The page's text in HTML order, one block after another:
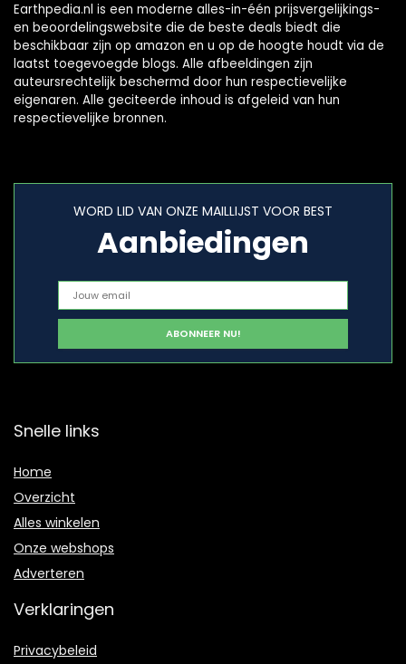
Earthpedia.nl is een moderne alles-in-één prijsvergelijkings-
en beoordelingswebsite die de beste deals biedt die
beschikbaar zijn op amazon en u op de hoogte houdt via de
laatst toegevoegde blogs. Alle afbeeldingen zijn
auteursrechtelijk beschermd door hun respectievelijke
eigenaren. Alle geciteerde inhoud is afgeleid van hun
respectievelijke bronnen.
WORD LID VAN ONZE MAILLIJST VOOR BEST
Aanbiedingen
Snelle links
Home
Overzicht
Alles winkelen
Onze webshops
Adverteren
Verklaringen
Privacybeleid